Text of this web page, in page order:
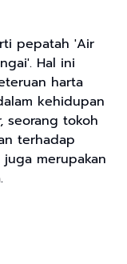
pepatah 'Air
Hal ini
harta
kehidupan
seorang tokoh
terhadap
juga merupakan